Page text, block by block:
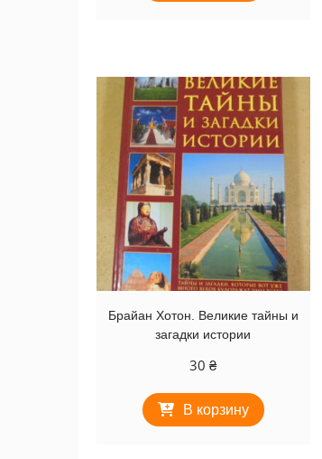
Брайан Хотон. Великие тайны и
загадки истории
30₴
В корзину